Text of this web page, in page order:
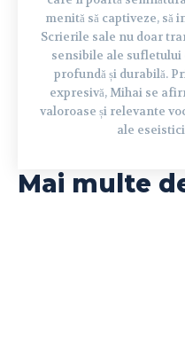
menită să captiveze, să
Scrierile sale nu doar
sensibile ale
profundă și durabilă.
expresivă, Mihai se
valoroase și relevante
ale
Mai multe